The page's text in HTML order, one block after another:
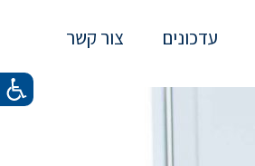
עדכונים צור קשר